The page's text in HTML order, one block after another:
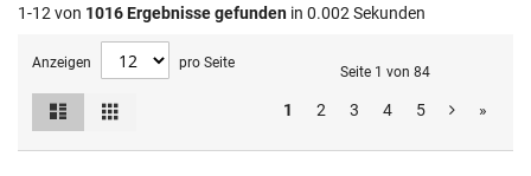
1-12 von 1016Ergebnisse gefunden in 0.002 Sekunden
Anzeigen pro Seite
Seite 1 von 84
1 2 3 4 5 »
Ansicht
als